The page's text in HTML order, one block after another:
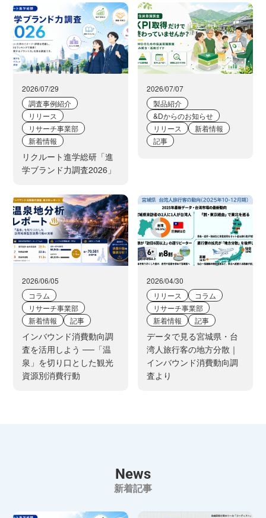
2026/07/29
調査事例紹介
リリース
リサーチ事業部
新着情報
リクルート進学総研「進
学ブランド力調査2026」
2026/07/07
製品紹介
&Dからのお知らせ
リリース
新着情報
記事
2026/06/05
コラム
リサーチ事業部
新着情報
記事
インバウンド消費動向調
査を活用しよう ──「温
泉」を切り口とした観光
資源別消費行動
2026/04/30
リリース
コラム
リサーチ事業部
新着情報
記事
データで見る宮城県・台
湾人旅行客の地方分散｜
インバウンド消費動向調
査より
News
新着記事